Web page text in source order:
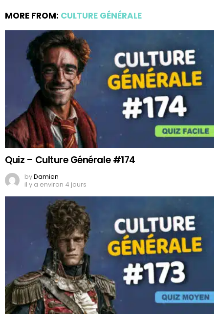
MORE FROM: CULTURE GÉNÉRALE
Quiz – Culture Générale #174
byDamien
il y a environ 4 jours